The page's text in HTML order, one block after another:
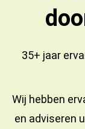
35+ jaar
Wij hebben
en adviseren